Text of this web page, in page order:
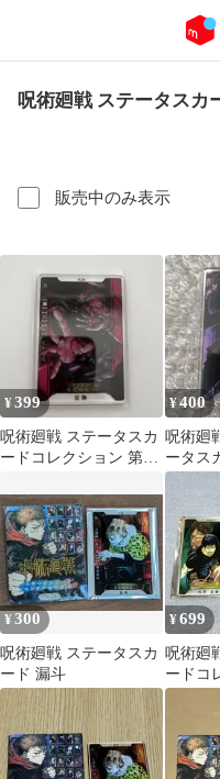
呪術廻戦 ステータスカ
販売中のみ表示
¥399
呪術廻戦 ステータスカ
ードコレクション 第1
¥400
呪術廻
ータス
ョン 第1
¥300
呪術廻戦 ステータスカ
ード 漏斗
¥699
呪術廻
ードコ
弾 伏黒